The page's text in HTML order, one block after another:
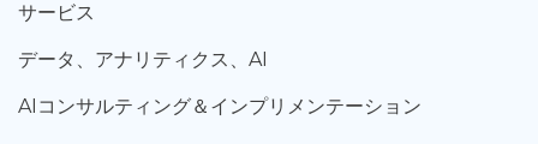
サービス
データ、 アナリティクス、 AI
AIコンサルティング＆ インプリメンテーション